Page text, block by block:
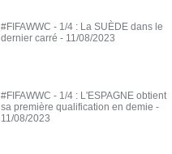
#FIFAWWC - 1/4 : La SUÈDE dans le
dernier carré - 11/08/2023
#FIFAWWC - 1/4 : L'ESPAGNE obtient
sa première qualification en demie -
11/08/2023